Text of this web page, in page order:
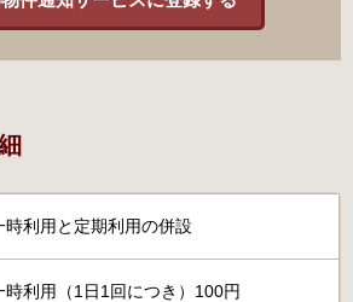
時利用と定期利用の併設
時利用（1日1回につき）100円